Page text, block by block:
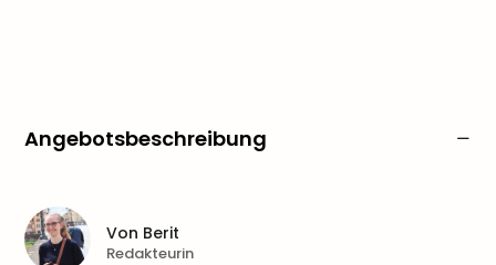
Angebotsbeschreibung
Von Berit
Redakteurin